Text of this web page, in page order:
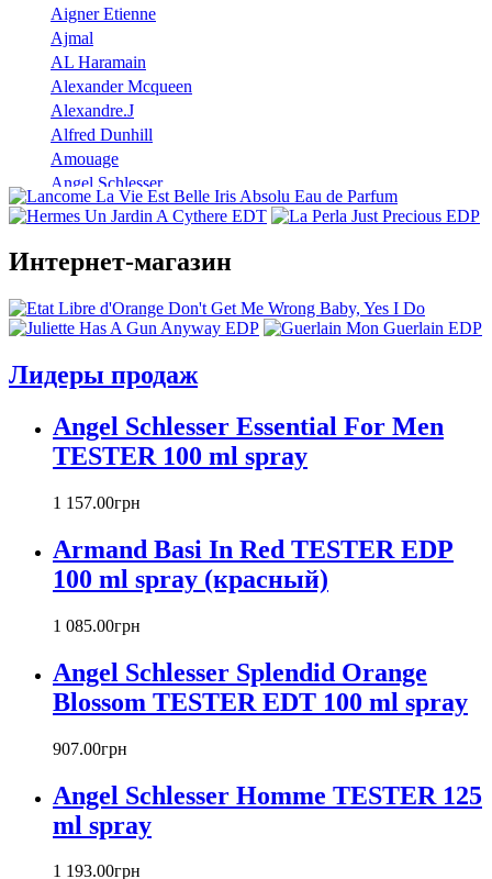
Aigner Etienne
Ajmal
AL Haramain
Alexander Mcqueen
Alexandre.J
Alfred Dunhill
Amouage
Angel Schlesser
Anna Sui
Annick Goutal
Antonio Banderas
Aramis
Armaf
Atelier Cologne
Badgley Mischka
Baldinini
Banana Republic
Barex
Beyonce
Bill Blass
Biotherm
Blumarine
Bottega Veneta
Boucheron
Bourjois
Britney Spears
Bruno Banani
Burberry
Bvlgari
Byblos
Интернет-магазин
Лидеры продаж
Angel Schlesser Essential For Men
TESTER 100 ml spray
1 157.00грн
Armand Basi In Red TESTER EDP
100 ml spray (красный)
1 085.00грн
Angel Schlesser Splendid Orange
Blossom TESTER EDT 100 ml spray
907.00грн
Angel Schlesser Homme TESTER 125
ml spray
1 193.00грн